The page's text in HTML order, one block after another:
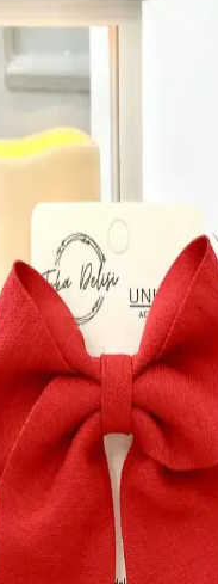
Uyumlu Renkler ve
uyumlu tonlarla şık ve
geliştirin. Çanta ve
renk önerileriyle fark
Hangi Renkler
Rehberi
uyumu için en uygun
ve stil önerileri ile
Sarı Kadın Bot ile
Dayanıklılık
Cat Deri Sarı Kadın
Kadın Siyah Deri Bot’un
topuk boyu ve renk gibi
kullanıcı yorumlarıyla
Deri Ayakkabı
Yenileyin